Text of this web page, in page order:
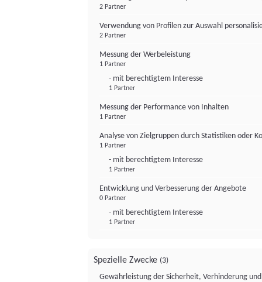
2 Partner
Verwendung von Profilen zur Auswahl
2 Partner
Messung der Werbeleistung
1 Partner
- mit berechtigtem Interesse
1 Partner
Messung der Performance von Inhalten
1 Partner
Analyse von Zielgruppen durch Statistiken oder
1 Partner
- mit berechtigtem Interesse
1 Partner
Entwicklung und Verbesserung der Angebote
0 Partner
- mit berechtigtem Interesse
1 Partner
Spezielle Zwecke (3)
Gewährleistung der Sicherheit, Verhinderung